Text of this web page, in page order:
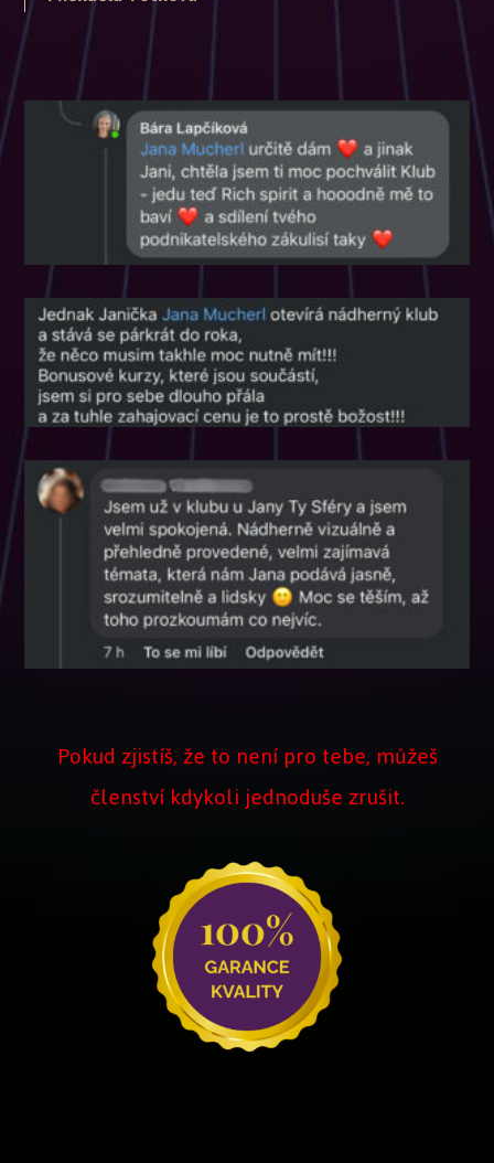
Pokud zjistíš, že to není pro tebe, můžeš
členství kdykoli jednoduše zrušit.